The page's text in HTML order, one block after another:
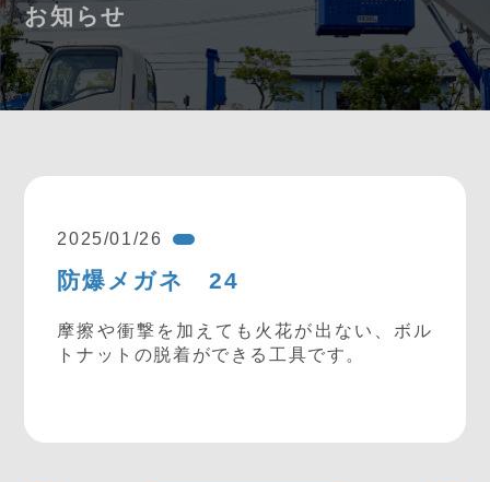
お知らせ
2025/01/26
防爆メガネ 24
摩擦や衝撃を加えても火花が出ない、ボル
トナットの脱着ができる工具です。